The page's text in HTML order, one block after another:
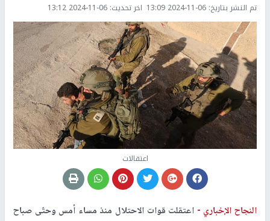
تم النشر بتاريخ: 2024-11-06 13:09 اخر تحديث: 2024-11-06 13:12
اعتقالات
النجاح الإخباري - اعتقلت قوات الاحتلال منذ مساء أمس وحتّى صباح